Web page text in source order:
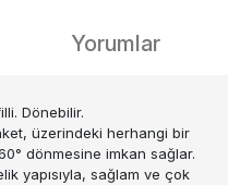
Yorumlar
Dönebilir.
üzerindeki herhangi bir
dönmesine imkan sağlar.
yapısıyla, sağlam ve çok